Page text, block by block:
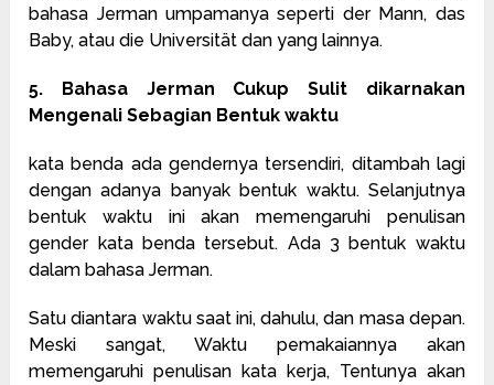
bahasa Jerman umpamanya seperti der Mann, das
Baby, atau die Universität dan yang lainnya.
5. Bahasa Jerman Cukup Sulit dikarnakan
Mengenali Sebagian Bentuk waktu
kata benda ada gendernya tersendiri, ditambah lagi
dengan adanya banyak bentuk waktu. Selanjutnya
bentuk waktu ini akan memengaruhi penulisan
gender kata benda tersebut. Ada 3 bentuk waktu
dalam bahasa Jerman.
Satu diantara waktu saat ini, dahulu, dan masa depan.
Meski sangat, Waktu pemakaiannya akan
memengaruhi penulisan kata kerja, Tentunya akan